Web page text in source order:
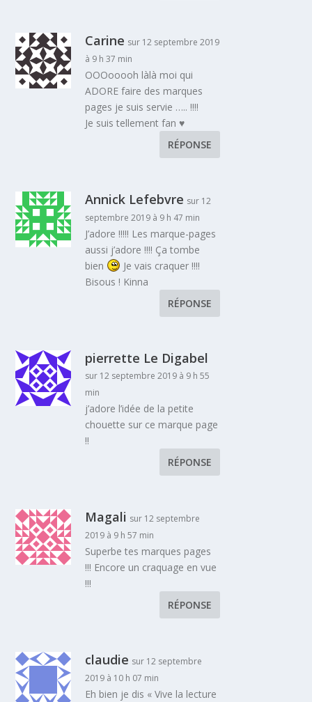
Carine sur 12 septembre 2019
à 9 h 37 min
OOOooooh làlà moi qui
ADORE faire des marques
pages je suis servie ….. !!!!
Je suis tellement fan ♥
RÉPONSE
Annick Lefebvre sur 12
septembre 2019 à 9 h 47 min
J’adore !!!!! Les marque-pages
aussi j’adore !!!! Ça tombe
bien
Je vais craquer !!!!
Bisous ! Kinna
RÉPONSE
pierrette Le Digabel
sur 12 septembre 2019 à 9 h 55
min
j’adore l’idée de la petite
chouette sur ce marque page
!!
RÉPONSE
Magali sur 12 septembre
2019 à 9 h 57 min
Superbe tes marques pages
!!! Encore un craquage en vue
!!!
RÉPONSE
claudie sur 12 septembre
2019 à 10 h 07 min
Eh bien je dis « Vive la lecture